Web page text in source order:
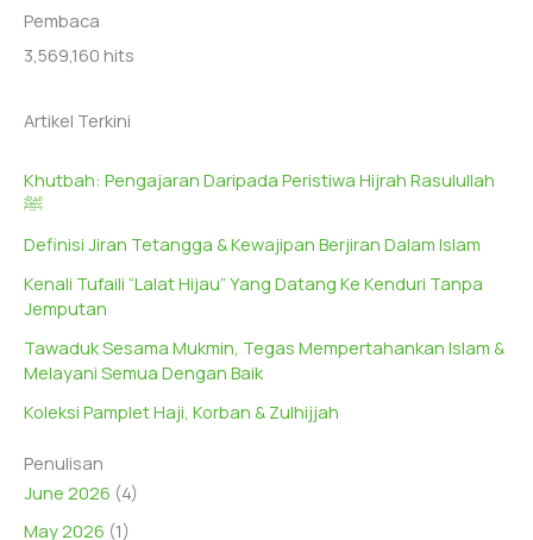
Pembaca
3,569,160 hits
Artikel Terkini
Khutbah: Pengajaran Daripada Peristiwa Hijrah Rasulullah
ﷺ
Definisi Jiran Tetangga & Kewajipan Berjiran Dalam Islam
Kenali Tufaili “Lalat Hijau” Yang Datang Ke Kenduri Tanpa
Jemputan
Tawaduk Sesama Mukmin, Tegas Mempertahankan Islam &
Melayani Semua Dengan Baik
Koleksi Pamplet Haji, Korban & Zulhijjah
Penulisan
June 2026 (4)
May 2026 (1)